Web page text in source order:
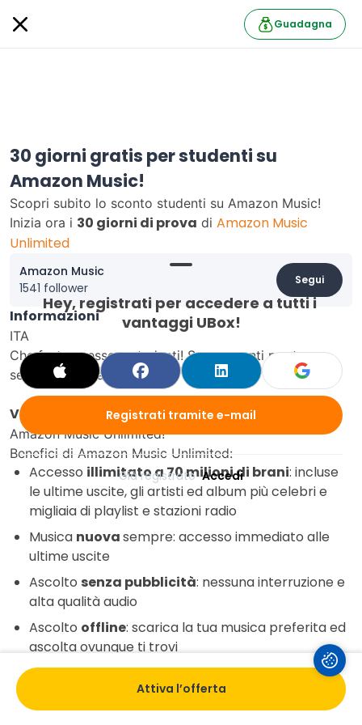
Guadagna
30 giorni gratis per studenti su
Amazon Music!
Scopri subito lo sconto studenti su Amazon Music!
Inizia ora i 30 giorni di prova di Amazon Music
Unlimited
Amazon Music
1541 follower
Segui
Informazioni
ITA
Che fortuna essere studenti! Super sconti per te
sempre a portata di mano!
Vai al link
e accedi subito ai 30 giorni di prova di
Amazon Music Unlimited!
Benefici di Amazon Music Unlimited:
Accesso illimitato a 70 milioni di brani: incluse
le ultime uscite, gli artisti ed album più celebri e
migliaia di playlist e stazioni radio
Musica nuovasempre: accesso immediato alle
ultime uscite
Ascolto senza pubblicità: nessuna interruzione e
alta qualità audio
Ascolto offline: scarica la tua musica preferita ed
ascolta ovunque ti trovi
Ascoltosenza mani con Alexa: incluse esclusive
funzionalità per il controllo vocale
Attiva l’offerta
Hey, registrati per accedere a tutti i
vantaggi UBox!
Registrati tramite e-mail
Già registrato Accedi